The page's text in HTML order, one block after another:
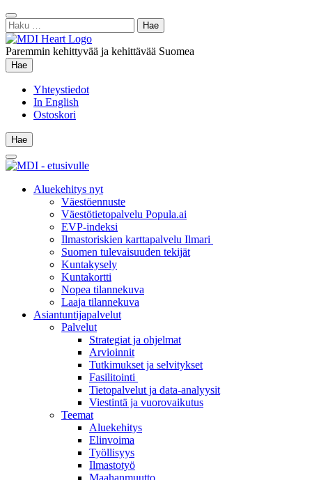
Siirry
sisältöön
Sulje
hae
Haku:
Paremmin kehittyvää ja kehittävää Suomea
Hae
Hae
Yhteystiedot
In English
Ostoskori
Hae
Hae
Main
Menu
Aluekehitys nyt
Väestöennuste
Väestötietopalvelu Popula.ai
EVP-indeksi
Ilmastoriskien karttapalvelu Ilmari
Suomen tulevaisuuden tekijät
Kuntakysely
Kuntakortti
Nopea tilannekuva
Laaja tilannekuva
Asiantuntijapalvelut
Palvelut
Strategiat ja ohjelmat
Arvioinnit
Tutkimukset ja selvitykset
Fasilitointi
Tietopalvelut ja data-analyysit
Viestintä ja vuorovaikutus
Teemat
Aluekehitys
Elinvoima
Työllisyys
Ilmastotyö
Maahanmuutto